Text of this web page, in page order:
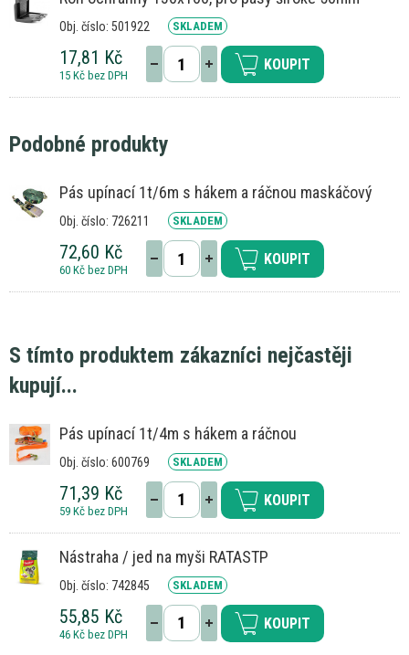
Obj. číslo: 501922 SKLADEM
17,81 Kč
15 Kč bez DPH
KOUPIT
Podobné produkty
Pás upínací 1t/6m s hákem a ráčnou maskáčový
Obj. číslo: 726211 SKLADEM
72,60 Kč
60 Kč bez DPH
KOUPIT
S tímto produktem zákazníci nejčastěji
kupují...
Pás upínací 1t/4m s hákem a ráčnou
Obj. číslo: 600769 SKLADEM
71,39 Kč
59 Kč bez DPH
KOUPIT
Nástraha / jed na myši RATASTP
Obj. číslo: 742845 SKLADEM
55,85 Kč
46 Kč bez DPH
KOUPIT